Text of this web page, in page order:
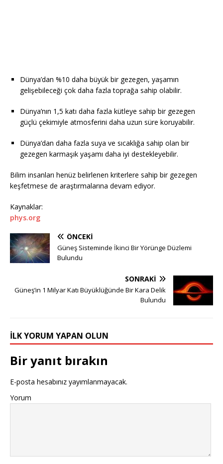
Dünya’dan %10 daha büyük bir gezegen, yaşamın
gelişebileceği çok daha fazla toprağa sahip olabilir.
Dünya’nın 1,5 katı daha fazla kütleye sahip bir gezegen
güçlü çekimiyle atmosferini daha uzun süre koruyabilir.
Dünya’dan daha fazla suya ve sıcaklığa sahip olan bir
gezegen karmaşık yaşamı daha iyi destekleyebilir.
Bilim insanları henüz belirlenen kriterlere sahip bir gezegen
keşfetmese de araştırmalarına devam ediyor.
Kaynaklar:
phys.org
ÖNCEKI
Güneş Sisteminde İkinci Bir Yörünge Düzlemi
Bulundu
SONRAKI
Güneş’in 1 Milyar Katı Büyüklüğünde Bir Kara Delik
Bulundu
İLK YORUM YAPAN OLUN
Bir yanıt bırakın
E-posta hesabınız yayımlanmayacak.
Yorum